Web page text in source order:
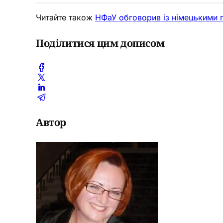
Читайте також НФаУ обговорив із німецькими
Поділитися цим дописом
Автор